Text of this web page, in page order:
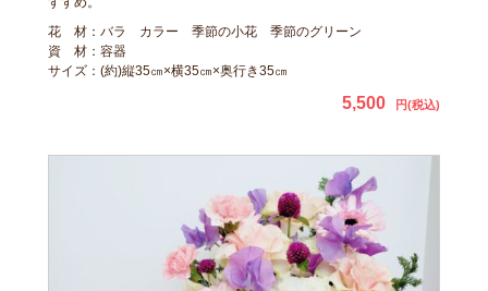
花 材：バラ カラー 季節の小花 季節のグリーン
資 材：容器
サイズ：(約)縦35㎝×横35㎝×奥行き35㎝
5,500 円(税込)